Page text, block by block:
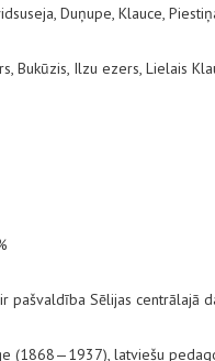
Duņupe, Klauce,
Bukūzis, Ilzu ezers, Lielais
pašvaldība Sēlijas centrālajā
(1868—1937), latviešu